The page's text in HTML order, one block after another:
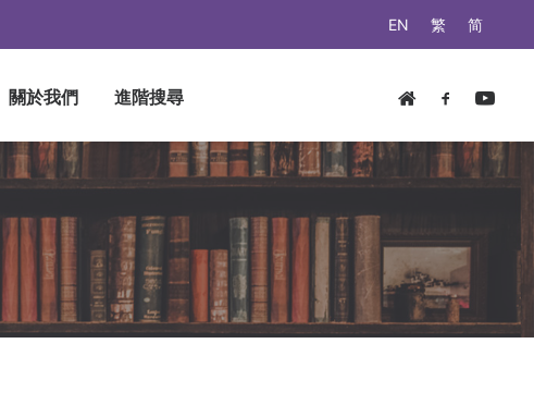
EN 繁 简
關於我們 進階搜尋